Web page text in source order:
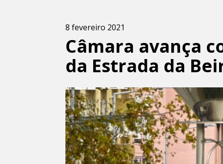
8 fevereiro 2021
Câmara avança
da Estrada da